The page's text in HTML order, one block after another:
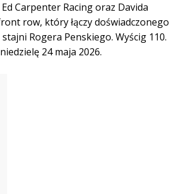
Carpenter Racing oraz Davida
row, który łączy doświadczonego
Rogera Penskiego. Wyścig 110.
24 maja 2026.